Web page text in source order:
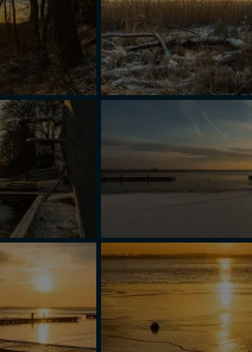
danych, zażądać ich
jest możliwe techniczne
przeglądarka umożliwia Ci
na nowo...